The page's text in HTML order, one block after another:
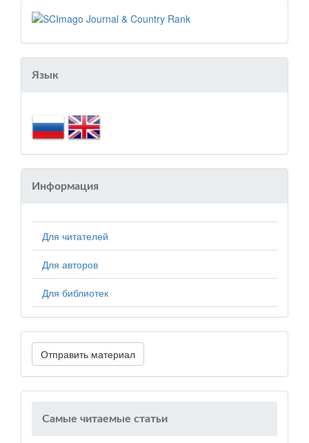
Язык
Информация
Для читателей
Для авторов
Для библиотек
Отправить материал
Самые читаемые статьи